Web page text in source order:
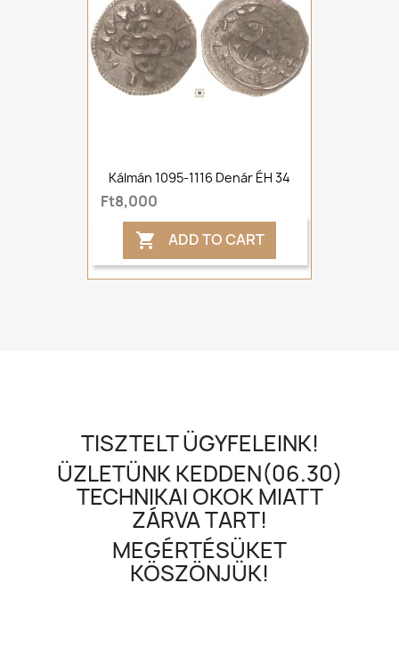
Kálmán 1095-1116 Denár ÉH 34
Ft8,000
 ADD TO CART
TISZTELT ÜGYFELEINK!
ÜZLETÜNK KEDDEN(06.30)
TECHNIKAI OKOK MIATT
ZÁRVA TART!
MEGÉRTÉSÜKET
KÖSZÖNJÜK!